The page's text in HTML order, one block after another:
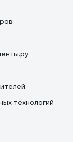
технологий